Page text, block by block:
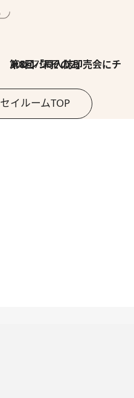
2026.7.30
第8回「同人誌即売会にチャレンジ その2」
イルームTOP